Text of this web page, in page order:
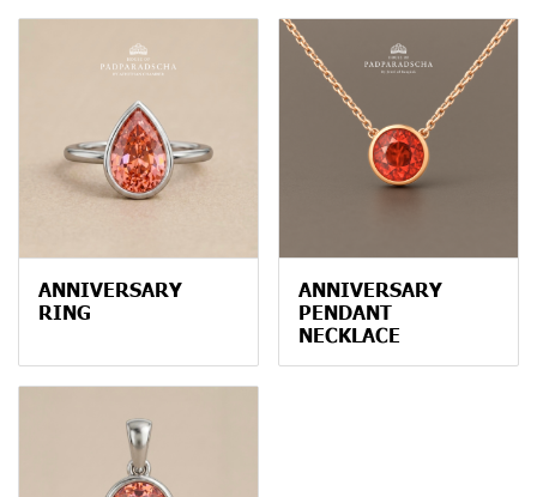
ANNIVERSARY
RING
ANNIVERSARY
PENDANT
NECKLACE